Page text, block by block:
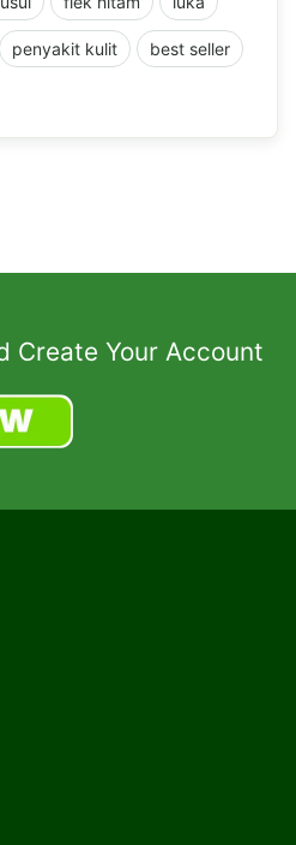
penyakit kulit best seller
Create Your Account